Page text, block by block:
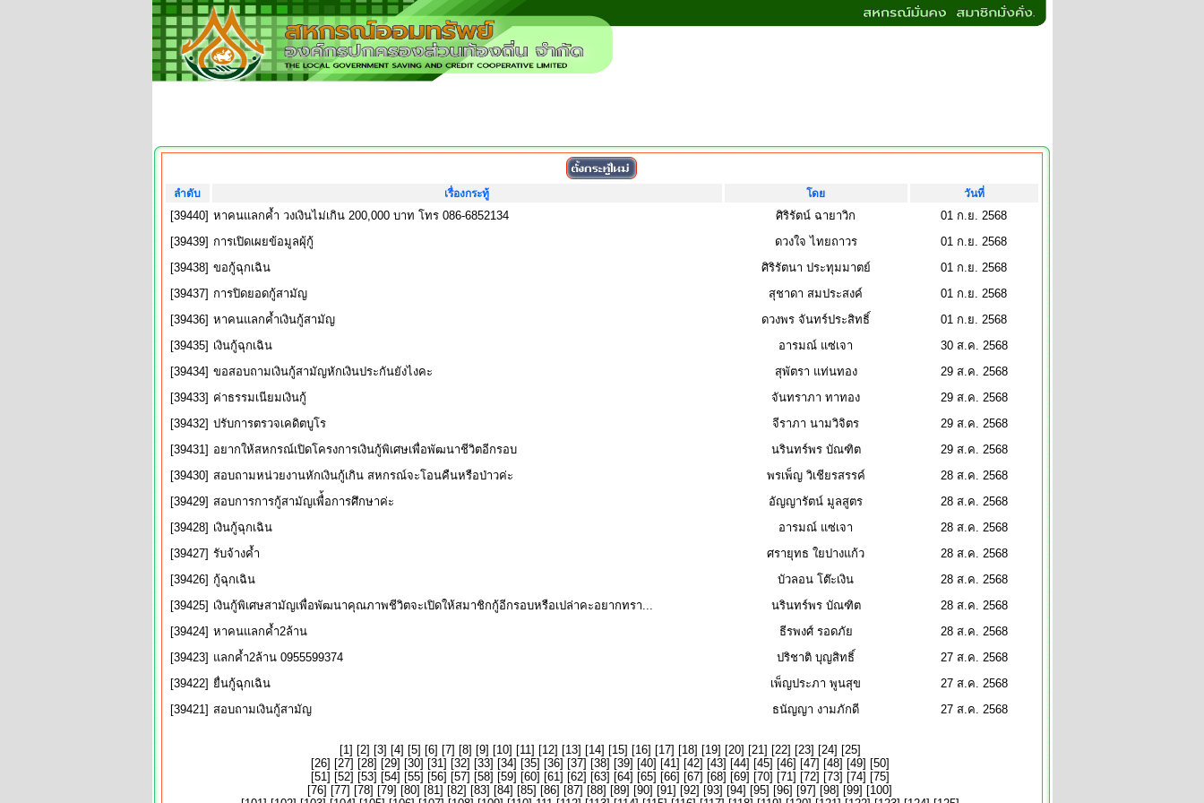
ลำดับ เรื่องกระทู้ โดย วันที่
[39440] หาคนแลกค้ำ วงเงินไม่เกิน 200,000 บาท โทร 086-6852134 ศิริรัตน์ ฉายาวิก
01 ก.ย. 2568
[39439] การเปิดเผยข้อมูลผุ้กู้ ดวงใจ ไทยถาวร
01 ก.ย. 2568
[39438] ขอกู้ฉุกเฉิน ศิริรัตนา ประทุมมาตย์
01 ก.ย. 2568
[39437] การปิดยอดกู้สามัญ สุชาดา สมประสงค์
01 ก.ย. 2568
[39436] หาคนแลกค้ำเงินกู้สามัญ ดวงพร จันทร์ประสิทธิ์
01 ก.ย. 2568
[39435] เงินกู้ฉุกเฉิน อารมณ์ แซ่เจา
30 ส.ค. 2568
[39434] ขอสอบถามเงินกู้สามัญหักเงินประกันยังไงคะ สุพัตรา แท่นทอง
29 ส.ค. 2568
[39433] ค่าธรรมเนียมเงินกู้ จันทราภา ทาทอง
29 ส.ค. 2568
[39432] ปรับการตรวจเคดิตบูโร จีราภา นามวิจิตร
29 ส.ค. 2568
[39431] อยากให้สหกรณ์เปิดโครงการเงินกู้พิเศษเพื่อพัฒนาชีวิตอีกรอบ นรินทร์พร บัณฑิต
29 ส.ค. 2568
[39430] สอบถามหน่วยงานหักเงินกู้เกิน สหกรณ์จะโอนคืนหรือป่าวค่ะ พรเพ็ญ วิเชียรสรรค์
28 ส.ค. 2568
[39429] สอบการการกู้สามัญเพื่้อการศึกษาค่ะ อัญญารัตน์ มูลสูตร
28 ส.ค. 2568
[39428] เงินกู้ฉุกเฉิน อารมณ์ แซ่เจา
28 ส.ค. 2568
[39427] รับจ้างค้ำ ศรายุทธ ใยปางแก้ว
28 ส.ค. 2568
[39426] กู้ฉุกเฉิน บัวลอน โต๊ะเงิน
28 ส.ค. 2568
[39425] เงินกู้พิเศษสามัญเพื่อพัฒนาคุณภาพชีวิตจะเปิดให้สมาชิกกู้อีกรอบหรือเปล่าคะอยากทรา... นรินทร์พร บัณฑิต
28 ส.ค. 2568
[39424] หาคนแลกค้ำ2ล้าน ธีรพงศ์ รอดภัย
28 ส.ค. 2568
[39423] แลกค้ำ2ล้าน 0955599374 ปริชาติ บุญสิทธิ์
27 ส.ค. 2568
[39422] ยื่นกู้ฉุกเฉิน เพ็ญประภา พูนสุข
27 ส.ค. 2568
[39421] สอบถามเงินกู้สามัญ ธนัญญา งามภักดี 27 ส.ค. 2568
[1] [2] [3] [4] [5] [6] [7] [8] [9] [10] [11] [12] [13] [14] [15] [16] [17] [18] [19] [20] [21] [22] [23] [24] [25]
[26] [27] [28] [29] [30] [31] [32] [33] [34] [35] [36] [37] [38] [39] [40] [41] [42] [43] [44] [45] [46] [47] [48] [49] [50]
[51] [52] [53] [54] [55] [56] [57] [58] [59] [60] [61] [62] [63] [64] [65] [66] [67] [68] [69] [70] [71] [72] [73] [74] [75]
[76] [77] [78] [79] [80] [81] [82] [83] [84] [85] [86] [87] [88] [89] [90] [91] [92] [93] [94] [95] [96] [97] [98] [99] [100]